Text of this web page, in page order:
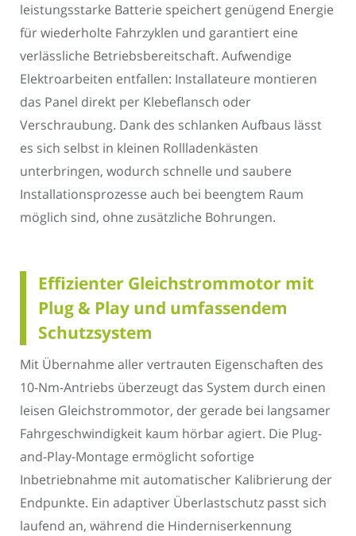
leistungsstarke Batterie speichert genügend Energie
für wiederholte Fahrzyklen und garantiert eine
verlässliche Betriebsbereitschaft. Aufwendige
Elektroarbeiten entfallen: Installateure montieren
das Panel direkt per Klebeflansch oder
Verschraubung. Dank des schlanken Aufbaus lässt
es sich selbst in kleinen Rollladenkästen
unterbringen, wodurch schnelle und saubere
Installationsprozesse auch bei beengtem Raum
möglich sind, ohne zusätzliche Bohrungen.
Effizienter Gleichstrommotor mit
Plug & Play und umfassendem
Schutzsystem
Mit Übernahme aller vertrauten Eigenschaften des
10-Nm-Antriebs überzeugt das System durch einen
leisen Gleichstrommotor, der gerade bei langsamer
Fahrgeschwindigkeit kaum hörbar agiert. Die Plug-
and-Play-Montage ermöglicht sofortige
Inbetriebnahme mit automatischer Kalibrierung der
Endpunkte. Ein adaptiver Überlastschutz passt sich
laufend an, während die Hinderniserkennung